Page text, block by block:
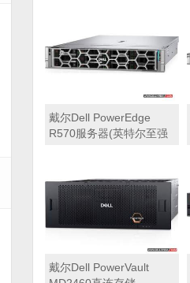
PERC H965i阵列卡丨
800W双电源丨三年保修)
戴尔Dell PowerEdge
R570服务器(英特尔至强
SSD固态硬盘丨PERC
H965i阵列卡丨800W双电
源丨三年保修)
戴尔Dell PowerVault